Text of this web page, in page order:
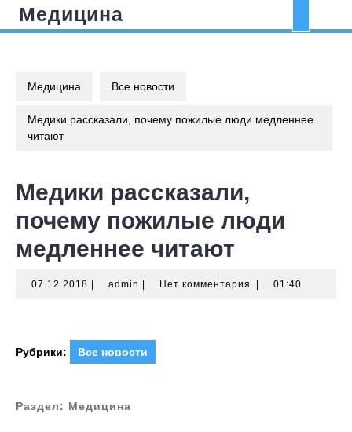
ПерейтиМедицина
Медицина Все новости
Медики рассказали, почему пожилые люди медленнее
читают
Медики рассказали,
почему пожилые люди
медленнее читают
07.12.2018 07.12.2018
admin adminНет комментария 01:40
Рубрики: Все новости
Раздел: Медицина